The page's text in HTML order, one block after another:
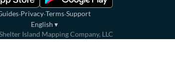
·Privacy·Terms·Support
English ▾
Island Mapping Company, LLC